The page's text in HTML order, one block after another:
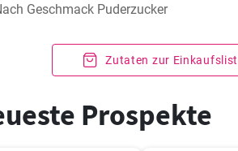
Geschmack Puderzucker
Zutaten zur
Prospekte